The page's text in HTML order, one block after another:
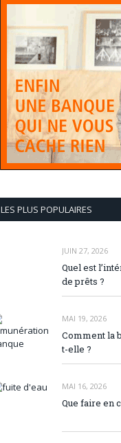
LES PLUS POPULAIRES
JUIN 27, 2026
Quel est
de prêts ?
MAI 19, 2026
Comment la
t-elle ?
MAI 16, 2026
Que faire en